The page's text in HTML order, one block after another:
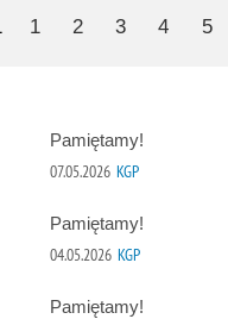
1 2 3 4 5
Pamiętamy!
07.05.2026 KGP
Pamiętamy!
04.05.2026 KGP
Pamiętamy!